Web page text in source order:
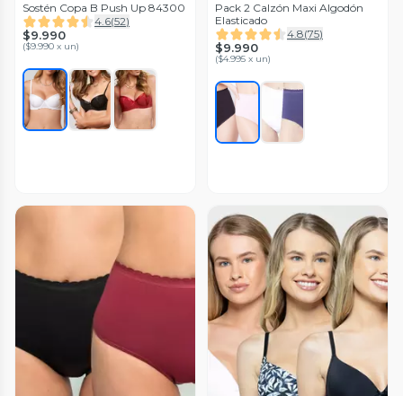
Sostén Copa B Push Up 84300
4.6(52)
$9.990
($9.990 x un)
Pack 2 Calzón Maxi Algodón
Elasticado
4.8(75)
$9.990
($4.995 x un)